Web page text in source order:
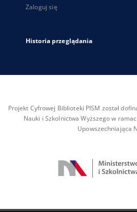
Zaloguj się
Historia przeglądania
Projekt Cyfrowej Biblioteki PISM został
Nauki i Szkolnictwa Wyższego w
Upowszechniająca